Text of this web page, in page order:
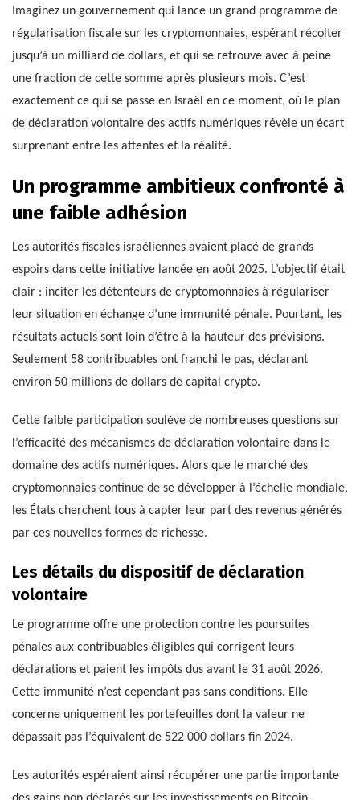
Imaginez un gouvernement qui lance un grand programme de
régularisation fiscale sur les cryptomonnaies, espérant récolter
jusqu’à un milliard de dollars, et qui se retrouve avec à peine
une fraction de cette somme après plusieurs mois. C’est
exactement ce qui se passe en Israël en ce moment, où le plan
de déclaration volontaire des actifs numériques révèle un écart
surprenant entre les attentes et la réalité.
Un programme ambitieux confronté à
une faible adhésion
Les autorités fiscales israéliennes avaient placé de grands
espoirs dans cette initiative lancée en août 2025. L’objectif était
clair : inciter les détenteurs de cryptomonnaies à régulariser
leur situation en échange d’une immunité pénale. Pourtant, les
résultats actuels sont loin d’être à la hauteur des prévisions.
Seulement 58 contribuables ont franchi le pas, déclarant
environ 50 millions de dollars de capital crypto.
Cette faible participation soulève de nombreuses questions sur
l’efficacité des mécanismes de déclaration volontaire dans le
domaine des actifs numériques. Alors que le marché des
cryptomonnaies continue de se développer à l’échelle mondiale,
les États cherchent tous à capter leur part des revenus générés
par ces nouvelles formes de richesse.
Les détails du dispositif de déclaration
volontaire
Le programme offre une protection contre les poursuites
pénales aux contribuables éligibles qui corrigent leurs
déclarations et paient les impôts dus avant le 31 août 2026.
Cette immunité n’est cependant pas sans conditions. Elle
concerne uniquement les portefeuilles dont la valeur ne
dépassait pas l’équivalent de 522 000 dollars fin 2024.
Les autorités espéraient ainsi récupérer une partie importante